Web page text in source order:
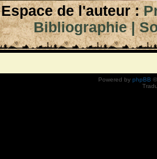
Espace de l'auteur :
Bibliographie|
Powered by phpBB